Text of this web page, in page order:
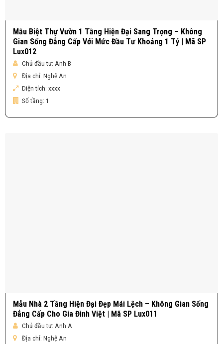
Mẫu Biệt Thự Vườn 1 Tầng Hiện Đại Sang Trọng – Không
Gian Sống Đẳng Cấp Với Mức Đầu Tư Khoảng 1 Tỷ | Mã SP
Lux012
Chủ đầu tư: Anh B
Địa chỉ: Nghệ An
Diện tích: xxxx
Số tầng: 1
Mẫu Nhà 2 Tầng Hiện Đại Đẹp Mái Lệch – Không Gian Sống
Đẳng Cấp Cho Gia Đình Việt | Mã SP Lux011
Chủ đầu tư: Anh A
Địa chỉ: Nghệ An